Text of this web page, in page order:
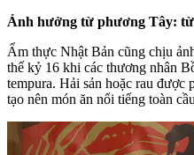
Ảnh hưởng từ phương Tây:
Ẩm thực Nhật Bản cũng chịu
thế kỷ 16 khi các thương nhân
tempura. Hải sản hoặc rau được
tạo nên món ăn nổi tiếng toàn